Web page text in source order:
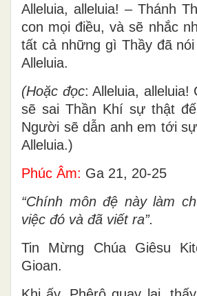
Alleluia, alleluia! – Thánh
con mọi điều, và sẽ nhắc
tất cả những gì Thầy đã
Alleluia.
(Hoặc đọc: Alleluia, alleluia!
sẽ sai Thần Khí sự thật
Người sẽ dẫn anh em tới
Alleluia.)
Phúc Âm: Ga 21, 20-25
“Chính môn đệ này làm
việc đó và đã viết ra”.
Tin Mừng Chúa Giêsu
Gioan.